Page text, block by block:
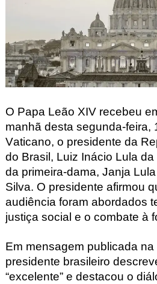
O Papa Leão XIV recebeu
manhã desta segunda-feira,
Vaticano, o presidente da
do Brasil, Luiz Inácio Lula
da primeira-dama, Janja
Silva. O presidente afirmou
audiência foram abordados
justiça social e o combate à
Em mensagem publicada
presidente brasileiro
“excelente” e destacou o